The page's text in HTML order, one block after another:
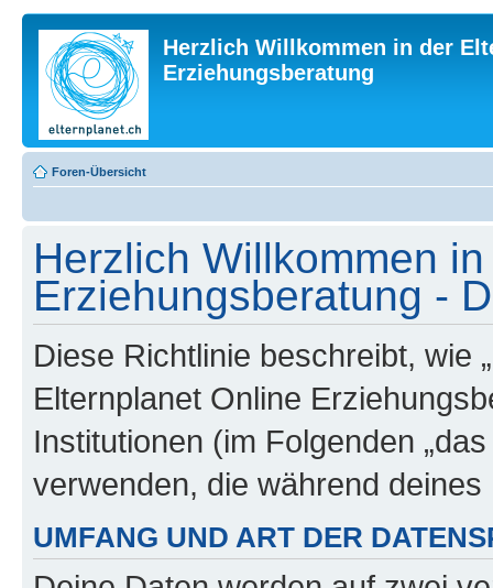
Herzlich Willkommen in der
Erziehungsberatung
Foren-Übersicht
Herzlich Willkommen
Erziehungsberatung -
Diese Richtlinie beschreibt, wie
Elternplanet Online
Institutionen (im Folgenden
verwenden, die während
UMFANG UND ART DER